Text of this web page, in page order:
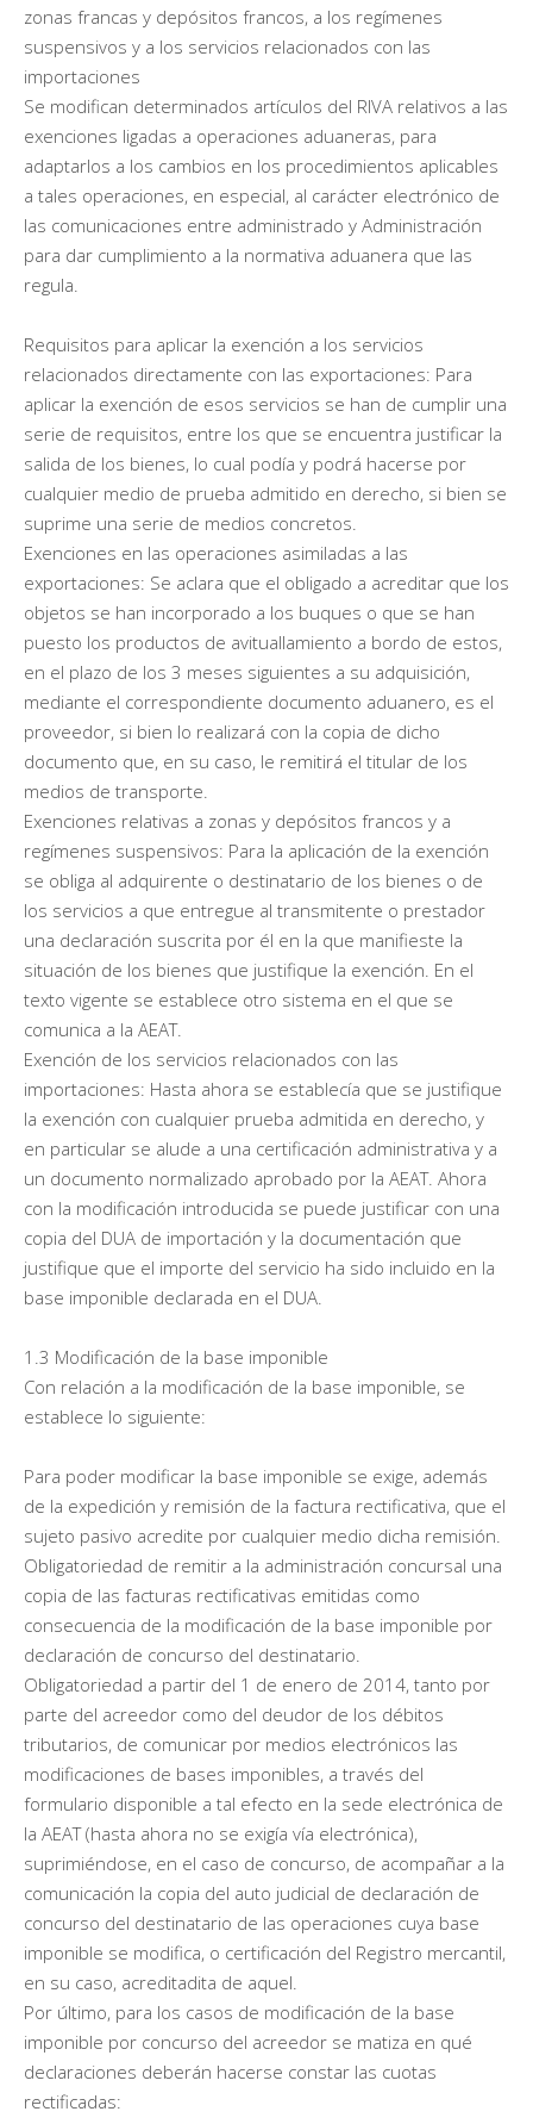
zonas francas y depósitos francos, a los regímenes
suspensivos y a los servicios relacionados con las
importaciones
Se modifican determinados artículos del RIVA relativos a las
exenciones ligadas a operaciones aduaneras, para
adaptarlos a los cambios en los procedimientos aplicables
a tales operaciones, en especial, al carácter electrónico de
las comunicaciones entre administrado y Administración
para dar cumplimiento a la normativa aduanera que las
regula.
Requisitos para aplicar la exención a los servicios
relacionados directamente con las exportaciones: Para
aplicar la exención de esos servicios se han de cumplir una
serie de requisitos, entre los que se encuentra justificar la
salida de los bienes, lo cual podía y podrá hacerse por
cualquier medio de prueba admitido en derecho, si bien se
suprime una serie de medios concretos.
Exenciones en las operaciones asimiladas a las
exportaciones: Se aclara que el obligado a acreditar que los
objetos se han incorporado a los buques o que se han
puesto los productos de avituallamiento a bordo de estos,
en el plazo de los 3 meses siguientes a su adquisición,
mediante el correspondiente documento aduanero, es el
proveedor, si bien lo realizará con la copia de dicho
documento que, en su caso, le remitirá el titular de los
medios de transporte.
Exenciones relativas a zonas y depósitos francos y a
regímenes suspensivos: Para la aplicación de la exención
se obliga al adquirente o destinatario de los bienes o de
los servicios a que entregue al transmitente o prestador
una declaración suscrita por él en la que manifieste la
situación de los bienes que justifique la exención. En el
texto vigente se establece otro sistema en el que se
comunica a la AEAT.
Exención de los servicios relacionados con las
importaciones: Hasta ahora se establecía que se justifique
la exención con cualquier prueba admitida en derecho, y
en particular se alude a una certificación administrativa y a
un documento normalizado aprobado por la AEAT. Ahora
con la modificación introducida se puede justificar con una
copia del DUA de importación y la documentación que
justifique que el importe del servicio ha sido incluido en la
base imponible declarada en el DUA.
1.3 Modificación de la base imponible
Con relación a la modificación de la base imponible, se
establece lo siguiente:
Para poder modificar la base imponible se exige, además
de la expedición y remisión de la factura rectificativa, que el
sujeto pasivo acredite por cualquier medio dicha remisión.
Obligatoriedad de remitir a la administración concursal una
copia de las facturas rectificativas emitidas como
consecuencia de la modificación de la base imponible por
declaración de concurso del destinatario.
Obligatoriedad a partir del 1 de enero de 2014, tanto por
parte del acreedor como del deudor de los débitos
tributarios, de comunicar por medios electrónicos las
modificaciones de bases imponibles, a través del
formulario disponible a tal efecto en la sede electrónica de
la AEAT (hasta ahora no se exigía vía electrónica),
suprimiéndose, en el caso de concurso, de acompañar a la
comunicación la copia del auto judicial de declaración de
concurso del destinatario de las operaciones cuya base
imponible se modifica, o certificación del Registro mercantil,
en su caso, acreditadita de aquel.
Por último, para los casos de modificación de la base
imponible por concurso del acreedor se matiza en qué
declaraciones deberán hacerse constar las cuotas
rectificadas: